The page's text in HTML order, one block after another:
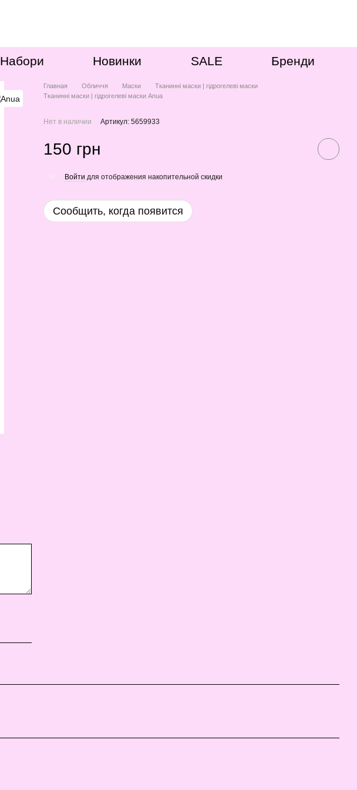
Набори Новинки SALE Бренди
Главная Обличчя Маски
Тканинні маски | гідрогелеві маски
Тканинні маски | гідрогелеві маски Anua
Нет в наличии Артикул: 5659933
150 грн
Войти для отображения накопительной скидки
Сообщить, когда появится